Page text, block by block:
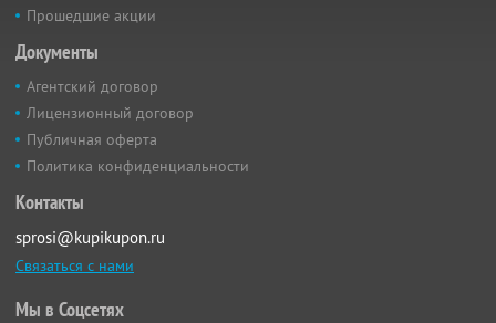
Прошедшие акции
Документы
Агентский договор
Лицензионный договор
Публичная оферта
Политика конфиденциальности
Контакты
sprosi@kupikupon.ru
Связаться с нами
Мы в Соцсетях